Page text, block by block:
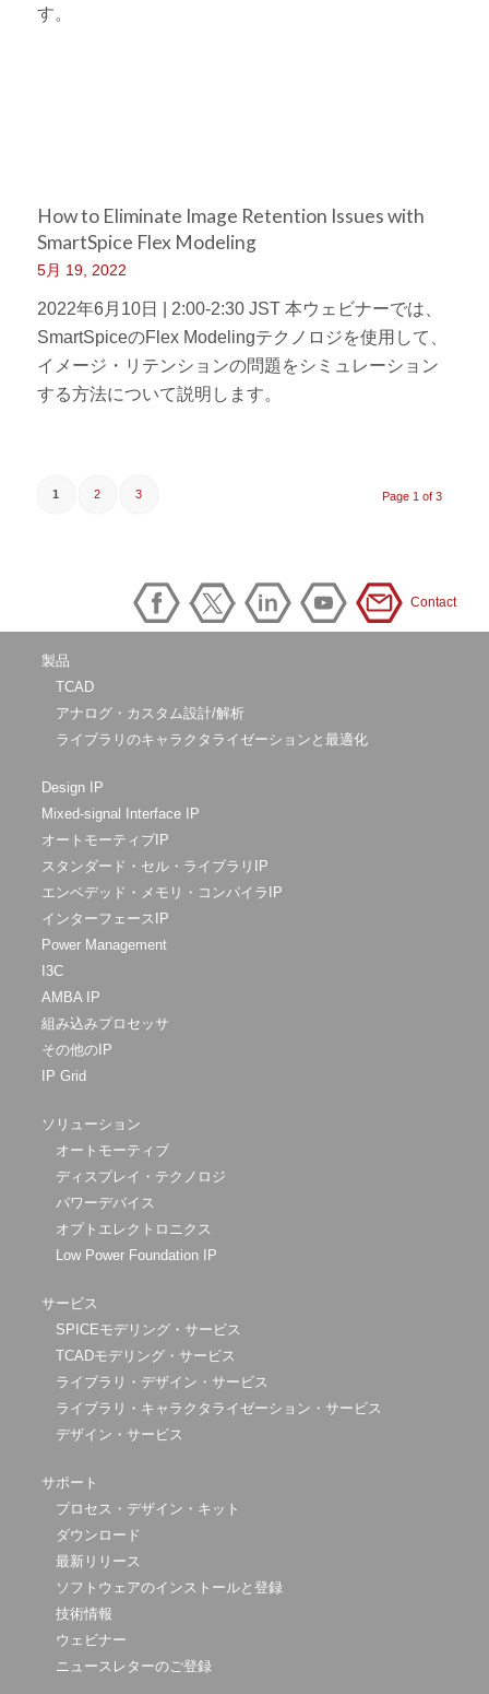
す。
How to Eliminate Image Retention Issues with
SmartSpice Flex Modeling
5月 19, 2022
2022年6月10日 | 2:00-2:30 JST 本ウェビナーでは、
SmartSpiceのFlex Modelingテクノロジを使用して、
イメージ・リテンションの問題をシミュレーション
する方法について説明します。
Page 1 of 3
1 2 3
Contact
製品
TCAD
アナログ・カスタム設計/解析
ライブラリのキャラクタライゼーションと最適化
Design IP
Mixed-signal Interface IP
オートモーティブIP
スタンダード・セル・ライブラリIP
エンベデッド・メモリ・コンパイラIP
インターフェースIP
Power Management
I3C
AMBA IP
組み込みプロセッサ
その他のIP
IP Grid
ソリューション
オートモーティブ
ディスプレイ・テクノロジ
パワーデバイス
オプトエレクトロニクス
Low Power Foundation IP
サービス
SPICEモデリング・サービス
TCADモデリング・サービス
ライブラリ・デザイン・サービス
ライブラリ・キャラクタライゼーション・サービス
デザイン・サービス
サポート
プロセス・デザイン・キット
ダウンロード
最新リリース
ソフトウェアのインストールと登録
技術情報
ウェビナー
ニュースレターのご登録